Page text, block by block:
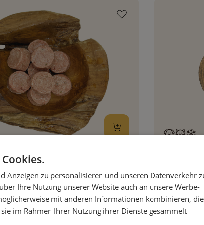
1000G PORTIONSWARE
5,80 €
Anzeigen zu personalisieren und unseren Datenverkehr
Ihre Nutzung unserer Website auch an unsere Werbe-
mit anderen Informationen kombinieren, die
im Rahmen Ihrer Nutzung ihrer Dienste gesammelt